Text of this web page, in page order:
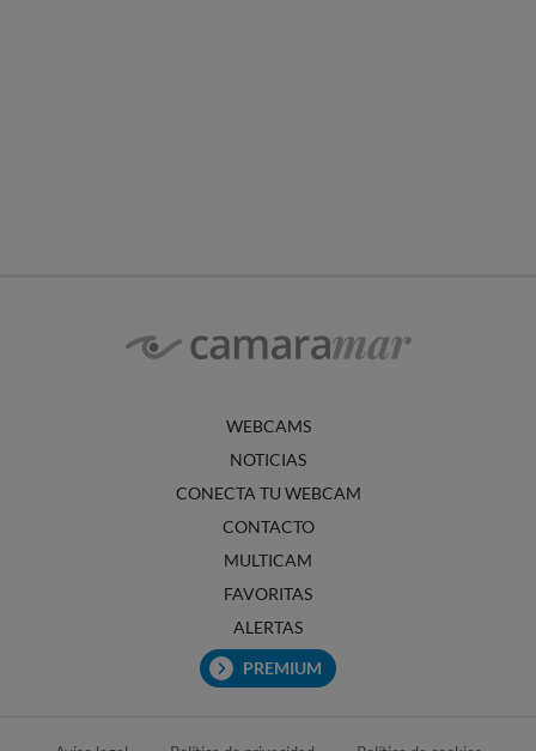
WEBCAMS
NOTICIAS
CONECTA TU WEBCAM
CONTACTO
MULTICAM
FAVORITAS
ALERTAS
PREMIUM